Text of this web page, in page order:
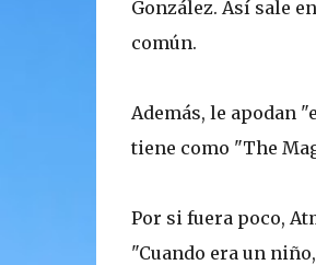
González. Así sale
común.
Además, le apodan
tiene como "The
Por si fuera poco,
"Cuando era un